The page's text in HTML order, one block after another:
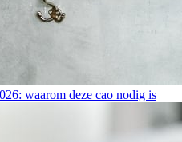
waarom deze cao nodig is